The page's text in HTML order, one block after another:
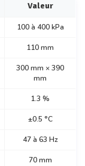
Valeur
100 à 400 kPa
110 mm
300 mm × 390
mm
1.3 %
±0.5 °C
47 à 63 Hz
70 mm